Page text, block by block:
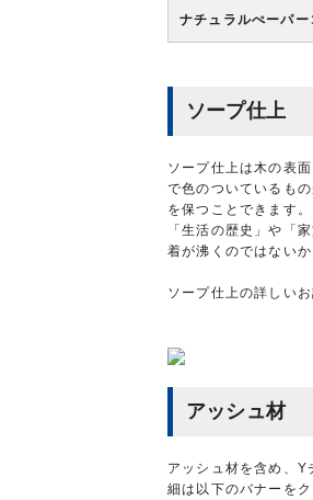
ナチュラルぺーパー
ソープ仕上
ソープ仕上は木の表
で色のついているも
を保つことできます
「生活の歴史」や「
着が沸くのではない
ソープ仕上の詳しい
アッシュ材
アッシュ材を含め、
細は以下のバナーを